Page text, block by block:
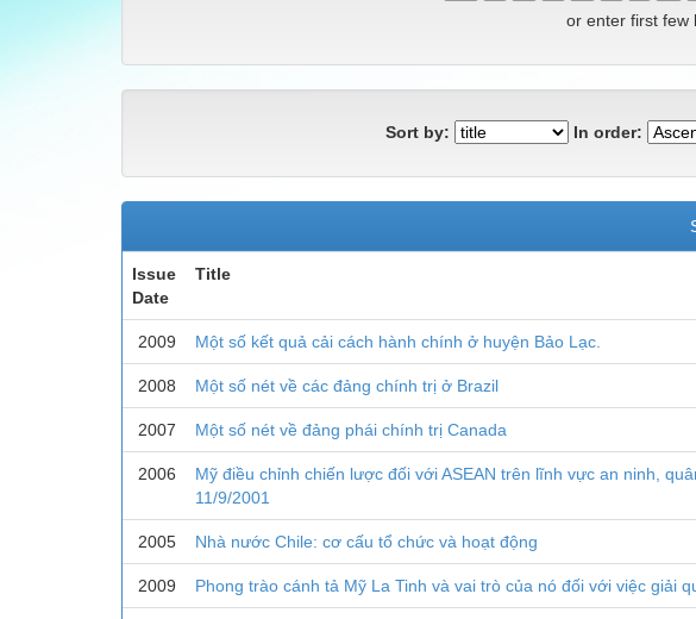
or enter first few
Sort by: In order:
Issue
Date
Title
2009 Một số kết quả cải cách hành chính ở huyện Bảo Lạc.
2008 Một số nét về các đảng chính trị ở Brazil
2007 Một số nét về đảng phái chính trị Canada
2006
Mỹ điều chỉnh chiến lược đối với ASEAN trên lĩnh vực an ninh,
11/9/2001
2005 Nhà nước Chile: cơ cấu tổ chức và hoạt động
2009 Phong trào cánh tả Mỹ La Tinh và vai trò của nó đối với việc giải